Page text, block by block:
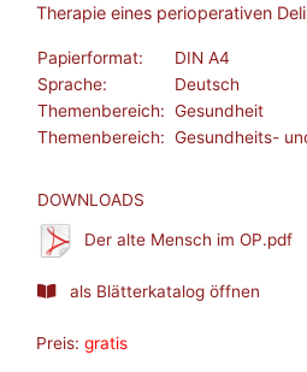
Therapie eines perioperativen
Papierformat:
DIN A4
Sprache:
Deutsch
Themenbereich: Gesundheit
Themenbereich: Gesundheits-
DOWNLOADS
Der alte Mensch im OP.pdf
als Blätterkatalog öffnen
Preis: gratis